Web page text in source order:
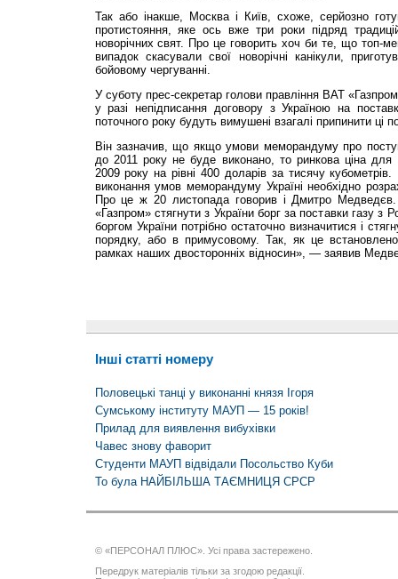
Так або інакше, Москва і Київ, схоже, серйозно
протистояння, яке ось вже три роки підряд
новорічних свят. Про це говорить хоч би те, що топ-
випадок скасували свої новорічні канікули,
бойовому чергуванні.
У суботу прес-секретар голови правління ВАТ
у разі непідписання договору з Україною на
поточного року будуть вимушені взагалі припинити ці
Він зазначив, що якщо умови меморандуму про
до 2011 року не буде виконано, то ринкова ціна для
2009 року на рівні 400 доларів за тисячу
виконання умов меморандуму Україні необхідно
Про це ж 20 листопада говорив і Дмитро
«Газпром» стягнути з України борг за поставки газу з
боргом України потрібно остаточно визначитися і
порядку, або в примусовому. Так, як це
рамках наших двосторонніх відносин», — заявив
Інші статті номеру
Половецькі танці у виконанні князя Ігоря
Сумському інституту МАУП — 15 років!
Прилад для виявлення вибухівки
Чавес знову фаворит
Студенти МАУП відвідали Посольство Куби
То була НАЙБІЛЬША ТАЄМНИЦЯ СРСР
© «ПЕРСОНАЛ ПЛЮС». Усі права застережено.
Передрук матеріалів тільки за згодою редакції.